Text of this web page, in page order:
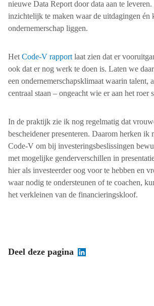
nieuwe Data Report door data aan te
inzichtelijk te maken waar de uitdagingen
ondernemerschap liggen.
Het Code-V rapport laat zien dat er
ook dat er nog werk te doen is. Laten we
een ondernemerschapsklimaat waarin talent,
centraal staan – ongeacht wie er aan het roer
In de praktijk zie ik nog regelmatig dat
bescheidener presenteren. Daarom herken ik
Code-V om bij investeringsbeslissingen
met mogelijke genderverschillen in
hier als investeerder oog voor te hebben en
waar nodig te ondersteunen of te coachen,
het verkleinen van de financieringskloof.
Deel deze pagina